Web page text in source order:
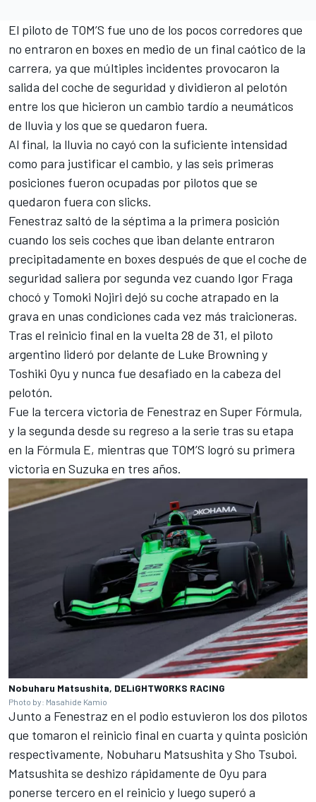
El piloto de TOM’S fue uno de los pocos corredores que
no entraron en boxes en medio de un final caótico de la
carrera, ya que múltiples incidentes provocaron la
salida del coche de seguridad y dividieron al pelotón
entre los que hicieron un cambio tardío a neumáticos
de lluvia y los que se quedaron fuera.
Al final, la lluvia no cayó con la suficiente intensidad
como para justificar el cambio, y las seis primeras
posiciones fueron ocupadas por pilotos que se
quedaron fuera con slicks.
Fenestraz saltó de la séptima a la primera posición
cuando los seis coches que iban delante entraron
precipitadamente en boxes después de que el coche de
seguridad saliera por segunda vez cuando Igor Fraga
chocó y Tomoki Nojiri dejó su coche atrapado en la
grava en unas condiciones cada vez más traicioneras.
Tras el reinicio final en la vuelta 28 de 31, el piloto
argentino lideró por delante de Luke Browning y
Toshiki Oyu y nunca fue desafiado en la cabeza del
pelotón.
Fue la tercera victoria de Fenestraz en Super Fórmula,
y la segunda desde su regreso a la serie tras su etapa
en la Fórmula E, mientras que TOM’S logró su primera
victoria en Suzuka en tres años.
Nobuharu Matsushita, DELiGHTWORKS RACING
Photo by: Masahide Kamio
Junto a Fenestraz en el podio estuvieron los dos pilotos
que tomaron el reinicio final en cuarta y quinta posición
respectivamente, Nobuharu Matsushita ySho Tsuboi.
Matsushita se deshizo rápidamente de Oyu para
ponerse tercero en el reinicio y luego superó a